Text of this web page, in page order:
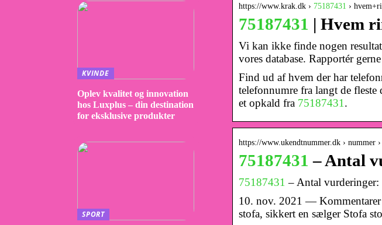
https://www.krak.dk › 75187431 ›
75187431 | Hvem
Vi kan ikke finde nogen
vores database. Rapportér
Find ud af hvem der har
telefonnumre fra langt de fleste
et opkald fra 75187431 .
https://www.ukendtnummer.dk › nummer ›
75187431 – Antal
75187431 – Antal
10. nov. 2021 —
stofa, sikkert en sælger Stofa
KVINDE
Oplev kvalitet og innovation
hos Luxplus – din destination
for eksklusive produkter
SPORT